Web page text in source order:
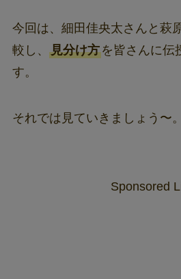
今回は、細田佳央太さんと萩
較し、 見分け方を皆さんに伝
す。
それでは見ていきましょう〜。
Sponsored